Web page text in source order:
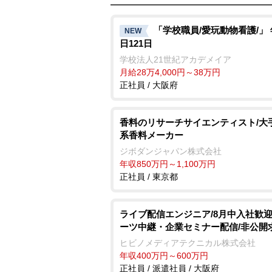
NEW
「学校職員/愛玩動物看護/」
日121日
学校法人21世紀アカデメイア
月給28万4,000円～38万円
正社員 / 大阪府
香料のリサーチサイエンティスト/大
系香料メーカー
ジボダンジャパン株式会社
年収850万円～1,100万円
正社員 / 東京都
ライブ配信エンジニア/8月中入社歓
ーツ中継・企業セミナー配信/非公開
ヒビノメディアテクニカル株式会社
年収400万円～600万円
正社員 / 派遣社員 / 大阪府